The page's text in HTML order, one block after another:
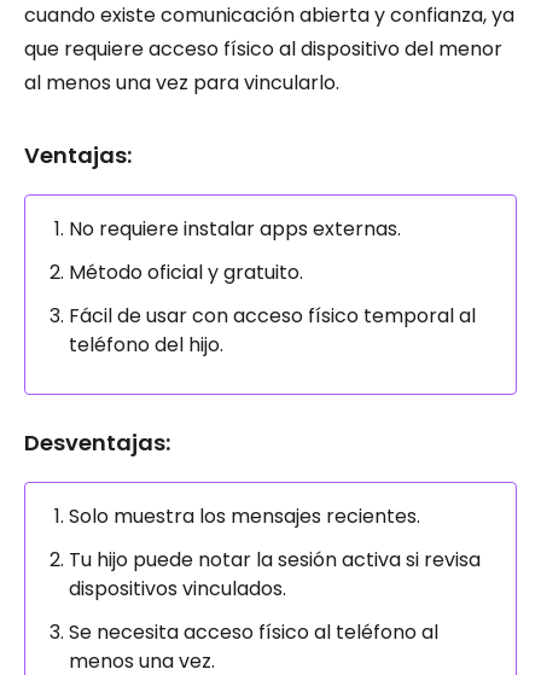
cuando existe comunicación abierta y confianza, ya
que requiere acceso físico al dispositivo del menor
al menos una vez para vincularlo.
Ventajas:
No requiere instalar apps externas.
Método oficial y gratuito.
Fácil de usar con acceso físico temporal al
teléfono del hijo.
Desventajas:
Solo muestra los mensajes recientes.
Tu hijo puede notar la sesión activa si revisa
dispositivos vinculados.
Se necesita acceso físico al teléfono al
menos una vez.